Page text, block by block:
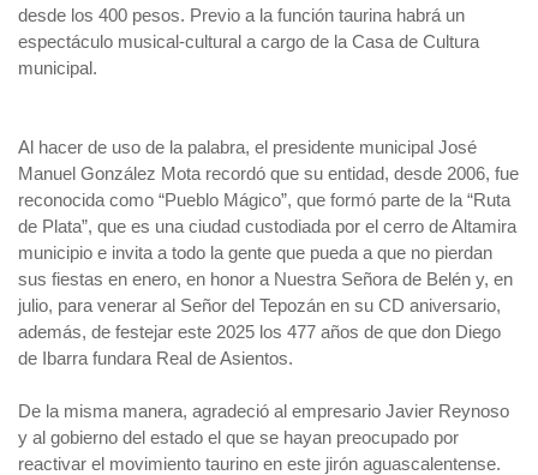
desde los 400 pesos. Previo a la función taurina habrá un
espectáculo musical-cultural a cargo de la Casa de Cultura
municipal.
Al hacer de uso de la palabra, el presidente municipal José
Manuel González Mota recordó que su entidad, desde 2006, fue
reconocida como “Pueblo Mágico”, que formó parte de la “Ruta
de Plata”, que es una ciudad custodiada por el cerro de Altamira
municipio e invita a todo la gente que pueda a que no pierdan
sus fiestas en enero, en honor a Nuestra Señora de Belén y, en
julio, para venerar al Señor del Tepozán en su CD aniversario,
además, de festejar este 2025 los 477 años de que don Diego
de Ibarra fundara Real de Asientos.
De la misma manera, agradeció al empresario Javier Reynoso
y al gobierno del estado el que se hayan preocupado por
reactivar el movimiento taurino en este jirón aguascalentense.